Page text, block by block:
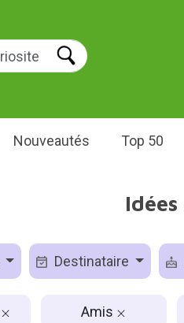
Nouveautés Top 50
Destinataire
Amis